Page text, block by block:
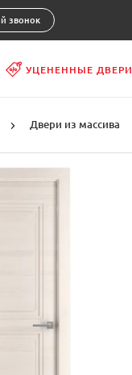
звонок
УЦЕНЕННЫЕ ДВЕРИ
Двери из массива